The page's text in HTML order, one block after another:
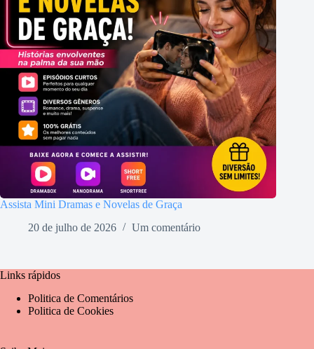
Assista Mini Dramas e Novelas de Graça
20 de julho de 2026
Um comentário
Links rápidos
Politica de Comentários
Politica de Cookies